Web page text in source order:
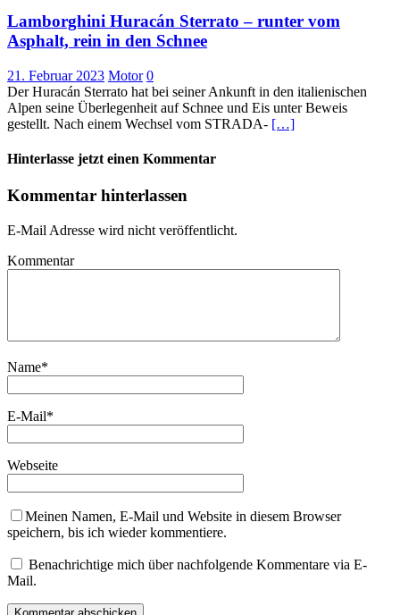
Lamborghini Huracán Sterrato – runter vom
Asphalt, rein in den Schnee
21. Februar 2023 Motor 0
Der Huracán Sterrato hat bei seiner Ankunft in den italienischen
Alpen seine Überlegenheit auf Schnee und Eis unter Beweis
gestellt. Nach einem Wechsel vom STRADA- […]
Hinterlasse jetzt einen Kommentar
Kommentar hinterlassen
E-Mail Adresse wird nicht veröffentlicht.
Kommentar
Name*
E-Mail*
Webseite
Meinen Namen, E-Mail und Website in diesem Browser
speichern, bis ich wieder kommentiere.
Benachrichtige mich über nachfolgende Kommentare via E-
Mail.